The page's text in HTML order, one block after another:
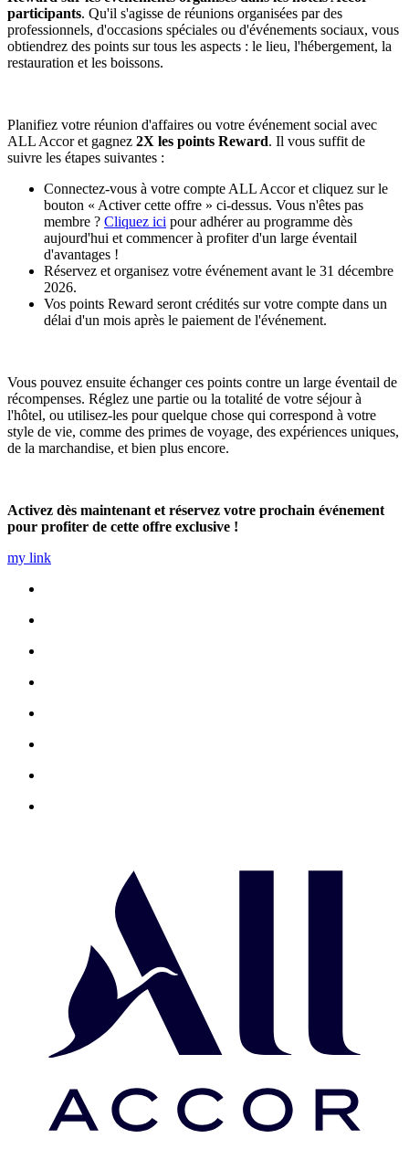
participants. Qu'il s'agisse de réunions organisées par des
professionnels, d'occasions spéciales ou d'événements sociaux, vous
obtiendrez des points sur tous les aspects : le lieu, l'hébergement, la
restauration et les boissons.
Planifiez votre réunion d'affaires ou votre événement social avec
ALL Accor et gagnez 2X les points Reward. Il vous suffit de
suivre les étapes suivantes :
Connectez-vous à votre compte ALL Accor et cliquez sur le
bouton « Activer cette offre » ci-dessus. Vous n'êtes pas
membre ? Cliquez ici pour adhérer au programme dès
aujourd'hui et commencer à profiter d'un large éventail
d'avantages !
Réservez et organisez votre événement avant le 31 décembre
2026.
Vos points Reward seront crédités sur votre compte dans un
délai d'un mois après le paiement de l'événement.
Vous pouvez ensuite échanger ces points contre un large éventail de
récompenses. Réglez une partie ou la totalité de votre séjour à
l'hôtel, ou utilisez-les pour quelque chose qui correspond à votre
style de vie, comme des primes de voyage, des expériences uniques,
de la marchandise, et bien plus encore.
Activez dès maintenant et réservez votre prochain événement
pour profiter de cette offre exclusive !
my link